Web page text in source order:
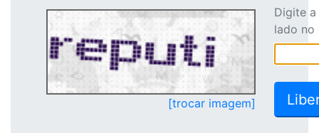
[trocar imagem]
Digite
lado no